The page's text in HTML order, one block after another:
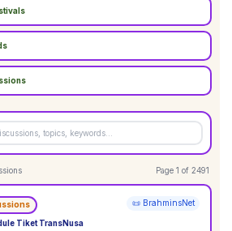
Page 1 of 2491
📜 BrahminsNet
Tiket TransNusa